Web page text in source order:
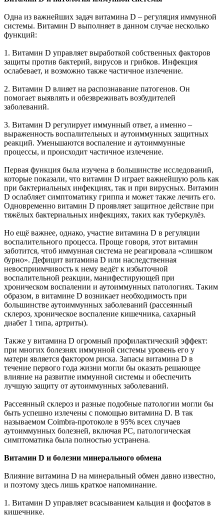
Одна из важнейших задач витамина D – регуляция иммунной
системы. Витамин D выполняет в данном случае несколько
функций:
1. Витамин D управляет выработкой собственных факторов
защиты против бактерий, вирусов и грибков. Инфекция
ослабевает, и возможно также частичное излечение.
2. Витамин D влияет на распознавание патогенов. Он
помогает выявлять и обезвреживать возбудителей
заболеваний.
3. Витамин D регулирует иммунный ответ, а именно –
выраженность воспалительных и аутоиммунных защитных
реакций. Уменьшаются воспаление и аутоиммунные
процессы, и происходит частичное излечение.
Первая функция была изучена в большинстве исследований,
которые показали, что витамин D играет важнейшую роль как
при бактериальных инфекциях, так и при вирусных. Витамин
D ослабляет симптоматику гриппа и может также лечить его.
Одновременно витамин D проявляет защитное действие при
тяжёлых бактериальных инфекциях, таких как туберкулёз.
Но ещё важнее, однако, участие витамина D в регуляции
воспалительного процесса. Проще говоря, этот витамин
заботится, чтоб иммунная система не реагировала «слишком
бурно». Дефицит витамина D или наследственная
невосприимчивость к нему ведёт к избыточной
воспалительной реакции, манифестирующей при
хроническом воспалении и аутоиммунных патологиях. Таким
образом, в витамине D возникает необходимость при
большинстве аутоиммунных заболеваний (рассеянный
склероз, хроническое воспаление кишечника, сахарный
диабет 1 типа, артриты).
Также у витамина D огромный профилактический эффект:
при многих болезнях иммунной системы уровень его у
матери является фактором риска. Запасы витамина D в
течение первого года жизни могли бы оказать решающее
влияние на развитие иммунной системы и обеспечить
лучшую защиту от аутоиммунных заболеваний.
Рассеянный склероз и разные подобные патологии могли бы
быть успешно излечены с помощью витамина D. В так
называемом Coimbra-протоколе в 95% всех случаев
аутоиммунных болезней, включая РС, патологическая
симптоматика была полностью устранена.
Витамин D и болезни минерального обмена
Влияние витамина D на минеральный обмен давно известно,
и поэтому здесь лишь краткое напоминание.
1. Витамин D управляет всасыванием кальция и фосфатов в
кишечнике.